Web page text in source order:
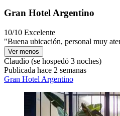
Gran Hotel Argentino
10/10 Excelente
"Buena ubicación, personal muy
Ver menos
Claudio (se hospedó 3 noches)
Publicada hace 2 semanas
Gran Hotel Argentino